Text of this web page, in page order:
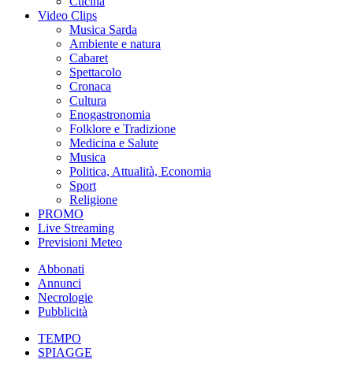
Video Clips
Musica Sarda
Ambiente e natura
Cabaret
Spettacolo
Cronaca
Cultura
Enogastronomia
Folklore e Tradizione
Medicina e Salute
Musica
Politica, Attualità, Economia
Sport
Religione
PROMO
Live Streaming
Previsioni Meteo
Abbonati
Annunci
Necrologie
Pubblicità
TEMPO
SPIAGGE